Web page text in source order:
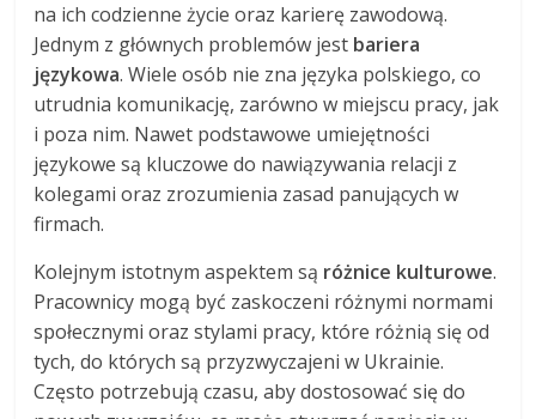
na ich codzienne życie oraz karierę zawodową.
Jednym z głównych problemów jest bariera
językowa. Wiele osób nie zna języka polskiego, co
utrudnia komunikację, zarówno w miejscu pracy, jak
i poza nim. Nawet podstawowe umiejętności
językowe są kluczowe do nawiązywania relacji z
kolegami oraz zrozumienia zasad panujących w
firmach.
Kolejnym istotnym aspektem są różnice kulturowe.
Pracownicy mogą być zaskoczeni różnymi normami
społecznymi oraz stylami pracy, które różnią się od
tych, do których są przyzwyczajeni w Ukrainie.
Często potrzebują czasu, aby dostosować się do